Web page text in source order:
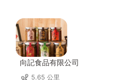
向記食品有限公司
5.65 公里